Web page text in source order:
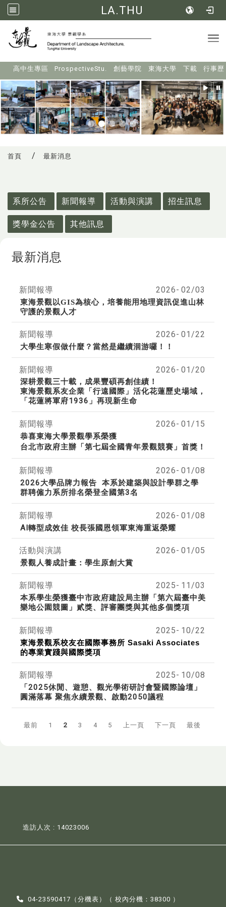
LA.THU
高中生專區 ProspectiveStu. 創藝學院 東海大學 下載 行事歷
首頁 最新消息
系所公告
新聞報導 活動與演講 招生訊息
獎學金公告 其他訊息
最新消息
新聞報導
東海景觀以GIS為核心，培養能用地理資訊促進山林
守護的景觀人才
2026- 02/03
新聞報導
大學生寒假做什麼？當然是繼續洄游囉！！
2026- 01/22
新聞報導
深耕景觀三十載，成果豐碩再創佳績！
東海景觀系友企業「行遠國際」活化花蓮歷史場域，
「花蓮將軍府1936」再現新生命
2026- 01/20
新聞報導
恭喜東海大學景觀學系榮獲
台北市政府主辦「第七屆全國青年景觀競賽」首獎！
2026- 01/15
新聞報導
2026大學品牌力報告 本系於建築與設計學群之學
群聘僱力系所排名榮登全國第3名
2026- 01/08
新聞報導
AI轉型成效佳 校長張國恩領軍東海重返榮耀
2026- 01/08
活動與演講
景觀人養成計畫：學生原創大賞
2026- 01/05
新聞報導
本系學生榮獲臺中市政府建設局主辦 「第六屆臺中美
樂地公園競圖」貳獎、評審團獎與其他多個獎項
2025- 11/03
新聞報導
東海景觀系校友在國際事務所 Sasaki Associates
的專業實踐與國際獎項
2025- 10/22
新聞報導
「2025休閒、遊憩、觀光學術研討會暨國際論壇」
圓滿落幕 聚焦永續景觀、啟動2050議程
2025- 10/08
最前 1 2 3 4 5 上一頁 下一頁 最後
造訪人次 : 14023006
04-23590417（分機表 ）（ 校內分機：38300 ）